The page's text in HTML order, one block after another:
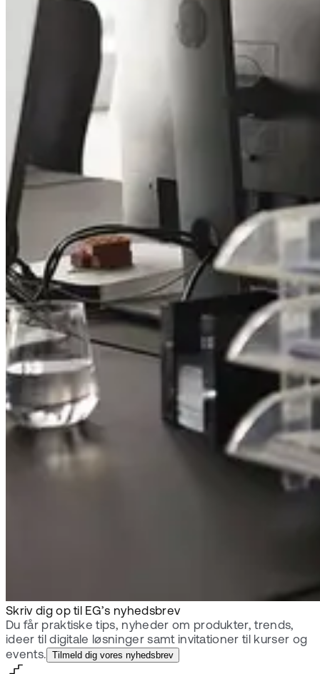
Skriv dig op til EG’s nyhedsbrev
Du får praktiske tips, nyheder om produkter, trends,
ideer til digitale løsninger samt invitationer til kurser og
events.
Tilmeld dig vores nyhedsbrev